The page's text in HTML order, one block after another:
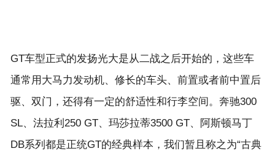
GT车型正式的发扬光大是从二战之后开始的，这些车
通常用大马力发动机、修长的车头、前置或者前中置后
驱、双门，还得有一定的舒适性和行李空间。奔驰300
SL、法拉利250 GT、玛莎拉蒂3500 GT、阿斯顿马丁
DB系列都是正统GT的经典样本，我们暂且称之为“古典